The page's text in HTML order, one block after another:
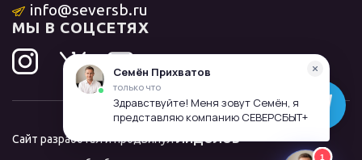
info@seversb.ru
МЫ В СОЦСЕТЯХ
Сайт разработал и продвинулЛИДОЛОВ